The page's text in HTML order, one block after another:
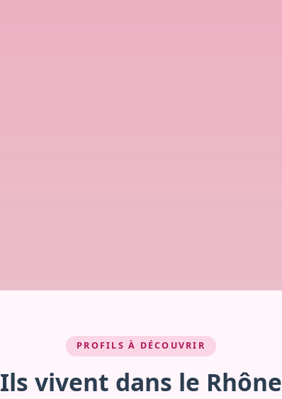
PROFILS À DÉCOUVRIR
Ils vivent dans le Rhône